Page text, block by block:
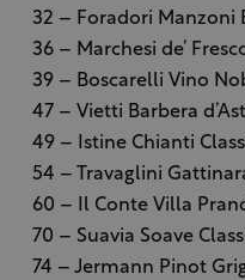
32 – Foradori Manzoni
36 – Marchesi de’
39 – Boscarelli Vino
47 – Vietti Barbera
49 – Istine Chianti
54 – Travaglini
60 – Il Conte Villa
70 – Suavia Soave
74 – Jermann Pinot